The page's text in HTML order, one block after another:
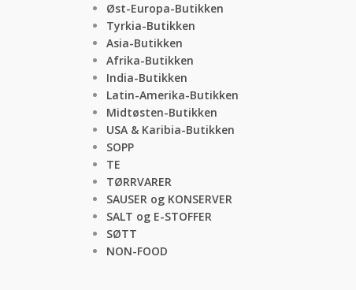
Øst-Europa-Butikken
Tyrkia-Butikken
Asia-Butikken
Afrika-Butikken
India-Butikken
Latin-Amerika-Butikken
Midtøsten-Butikken
USA & Karibia-Butikken
SOPP
TE
TØRRVARER
SAUSER og KONSERVER
SALT og E-STOFFER
SØTT
NON-FOOD